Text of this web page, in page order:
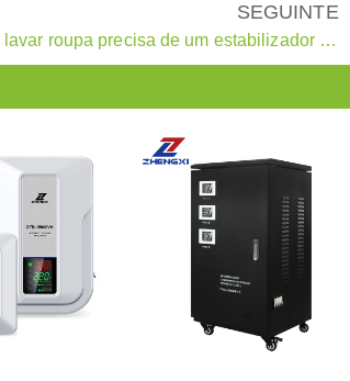
SEGUINTE
A sua máquina de lavar roupa precisa de um estabilizador de tensão? Principais benefícios e guia de compra